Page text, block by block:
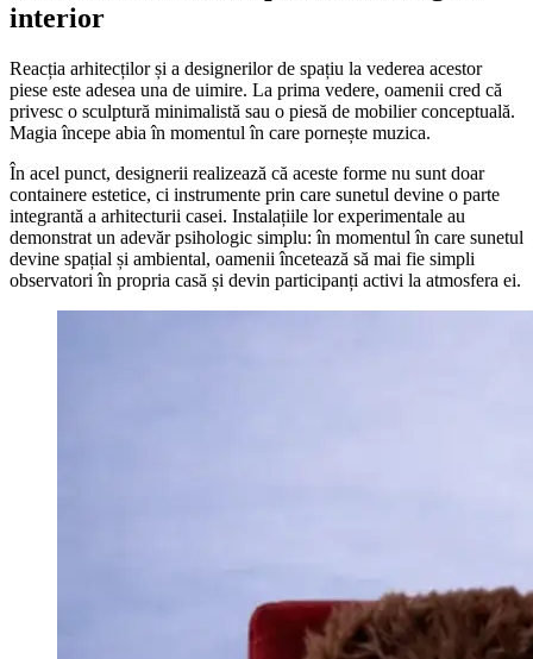
interior
Reacția arhitecților și a designerilor de spațiu la vederea acestor
piese este adesea una de uimire. La prima vedere, oamenii cred că
privesc o sculptură minimalistă sau o piesă de mobilier conceptuală.
Magia începe abia în momentul în care pornește muzica.
În acel punct, designerii realizează că aceste forme nu sunt doar
containere estetice, ci instrumente prin care sunetul devine o parte
integrantă a arhitecturii casei. Instalațiile lor experimentale au
demonstrat un adevăr psihologic simplu: în momentul în care sunetul
devine spațial și ambiental, oamenii încetează să mai fie simpli
observatori în propria casă și devin participanți activi la atmosfera ei.